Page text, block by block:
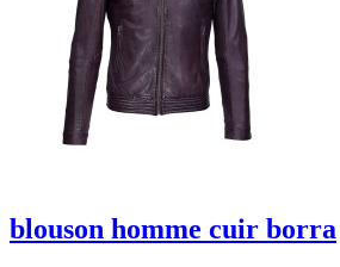
blouson homme cuir borra